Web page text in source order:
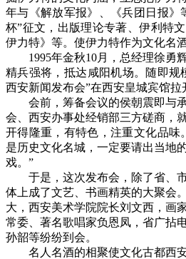
年与《解放军报》、《兵团日报》
杯”征文，出版理论专著、伊利特
伊力特》等。使伊力特作为文化名
1995年金秋10月，总经理徐勇
精兵强将，抵达咸阳机场。随即规
西安新闻发布会”在西安皇城宾馆拉
会前，筹备会议的侯朝震即与承
会、西安办事处经销部三方磋商，
开得隆重，有特色，注重文化品味
是历史文化名城，一定要请出当地
戏。”
于是，这次发布会，除了省、市
体上成了文艺、书画精英的大聚会
大，西安美术学院院长刘文西，画
常委、著名歌唱家负恩凤，省广拈
孙韶等纷纷到会。
名人名酒的相聚使文化古都西安